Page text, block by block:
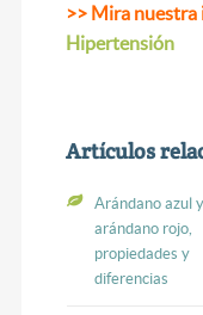
>> Mira nuestra
Hipertensión
Artículos
Arándano azul y
arándano rojo,
propiedades y
diferencias